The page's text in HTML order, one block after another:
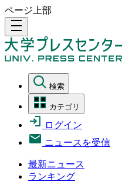
ページ上部
density_medium
検索
カテゴリ
ログイン
ニュースを受信
最新ニュース
ランキング